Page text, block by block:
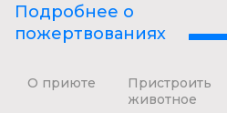
Подробнее о
пожертвованиях
О приюте
Пристроить
животное